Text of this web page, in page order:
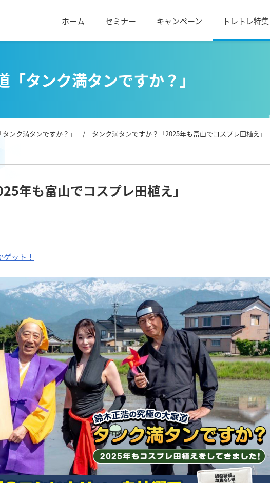
ホーム セミナー キャンペーン トレトレ特集
タンク満タンですか？」
ンク満タンですか？」 / タンク満タンですか？「2025年も富山でコスプレ田植え」
年も富山でコスプレ田植え」
ット！